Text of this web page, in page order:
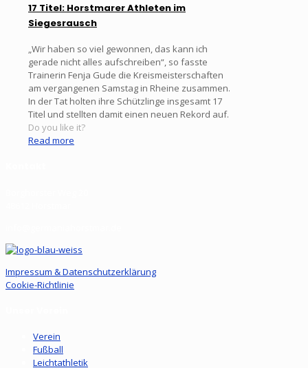
17 Titel: Horstmarer Athleten im
Siegesrausch
„Wir haben so viel gewonnen, das kann ich
gerade nicht alles aufschreiben“, so fasste
Trainerin Fenja Gude die Kreismeisterschaften
am vergangenen Samstag in Rheine zusammen.
In der Tat holten ihre Schützlinge insgesamt 17
Titel und stellten damit einen neuen Rekord auf.
Do you like it?
Read more
Impressum & Datenschutzerklärung
Cookie-Richtlinie
Verein
Fußball
Leichtathletik